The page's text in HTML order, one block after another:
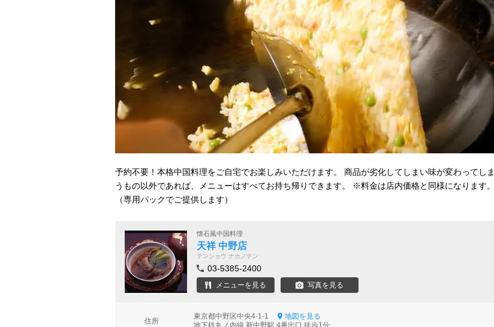
予約不要！本格中国料理をご自宅でお楽しみいただけます。 商品が劣化してしまい味が変わってしま
うもの以外であれば、メニューはすべてお持ち帰りできます。 ※料金は店内価格と同様になります。
（専用パックでご提供します）
懐石風中国料理
天祥 中野店
テンショウ ナカノテン
03-5385-2400
メニューを見る 写真を見る
住所
東京都中野区中央4-1-1
地図を見る
地下鉄丸ノ内線 新中野駅 4番出口 徒歩1分